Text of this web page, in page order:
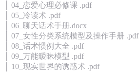
│ 04_恋爱心理必修课 .pdf
│ 05_冷读术 .pdf
│ 06_聊天话术手册.docx
│ 07_女性分类系统模型及操作手册 .pdf
│ 08_话术惯例大全 .pdf
│ 09_万能暧昧模型 .pdf
│ 10_现实世界的诱惑术 .pdf